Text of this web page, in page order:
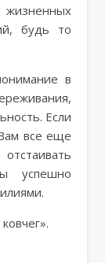
будь то
в
Если
все еще
успешно